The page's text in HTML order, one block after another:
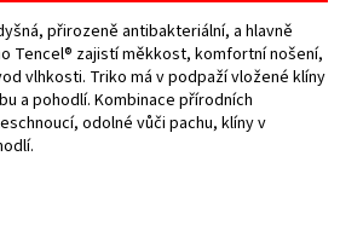
přirozeně antibakteriální, a hlavně
Tencel® zajistí měkkost, komfortní nošení,
vlhkosti. Triko má v podpaží vložené klíny
a pohodlí. Kombinace přírodních
odolné vůči pachu, klíny v